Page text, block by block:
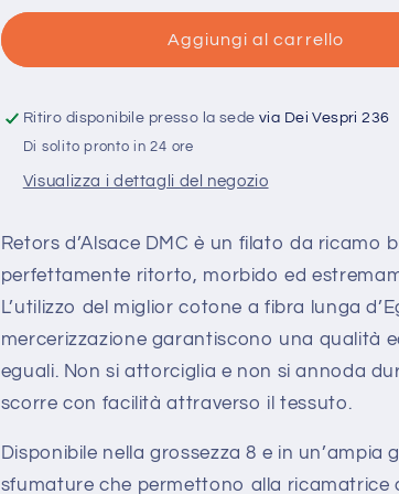
per
d&#39;Alsazia
8
-
Retors
d&#39;Alsace
per
Ritorto
d&#39;Alsazia
8
-
d&#39;Alsace
Aggiungi al carrello
Ritiro disponibile presso la sedevia Dei Vespri 236
Di solito pronto in 24 ore
Visualizza i dettagli del negozio
Retors d’Alsace DMC è un filato da ricamo
perfettamente ritorto, morbido ed
L’utilizzo del miglior cotone a fibra lunga
mercerizzazione garantiscono una qualità
eguali. Non si attorciglia e non si annoda
scorre con facilità attraverso il tessuto.
Disponibile nella grossezza 8 e in un’ampia
sfumature che permettono alla ricamatrice